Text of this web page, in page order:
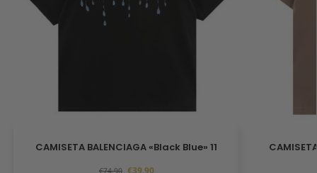
CAMISETA BALENCIAGA «Black Blue» 11
€74.90 €39.90